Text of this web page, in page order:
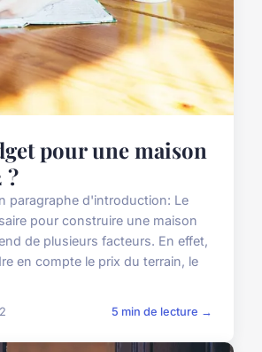
pour une maison
?
paragraphe d'introduction: Le
pour construire une maison
de plusieurs facteurs. En effet,
en compte le prix du terrain, le
5 min de lecture →